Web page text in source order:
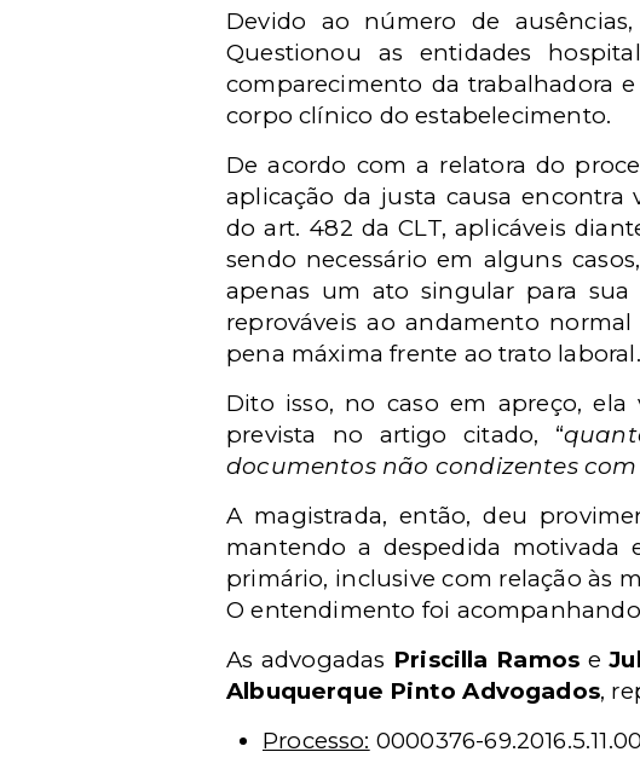
Devido ao número de
Questionou as entidades
comparecimento da trabalhadora
corpo clínico do estabelecimento.
De acordo com a relatora do
aplicação da justa causa encontra
do art. 482 da CLT, aplicáveis
sendo necessário em alguns
apenas um ato singular para sua
reprováveis ao andamento
pena máxima frente ao trato laboral.
Dito isso, no caso em apreço,
prevista no artigo citado, “
documentos não condizentes
A magistrada, então, deu
mantendo a despedida motivada
primário, inclusive com relação às
O entendimento foi
As advogadas Priscilla Ramos e
Albuquerque Pinto Advogados,
Processo: 0000376-